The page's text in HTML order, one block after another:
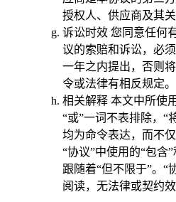
授权人、供应商及其
诉讼时效 您同意任何
议的索赔和诉讼，必
一年之内提出，否则
令或法律有相反规定。
相关解释 本文中所使
“或”一词不表排除，“
均为命令表达，而不
“协议”中使用的“包含
跟随着“但不限于”。“
阅读，无法律或契约效